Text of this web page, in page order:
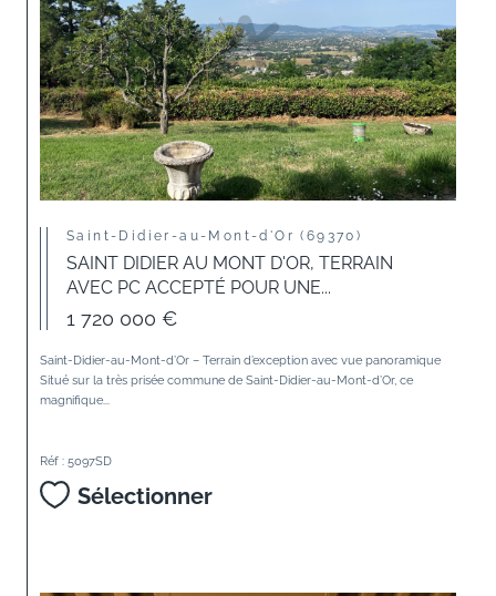
Saint-Didier-au-Mont-d'Or (69370)
SAINT DIDIER AU MONT D'OR, TERRAIN
AVEC PC ACCEPTÉ POUR UNE...
1 720 000 €
Saint-Didier-au-Mont-d’Or – Terrain d’exception avec vue panoramique
Situé sur la très prisée commune de Saint-Didier-au-Mont-d’Or, ce
magnifique...
Réf : 5097SD
Sélectionner